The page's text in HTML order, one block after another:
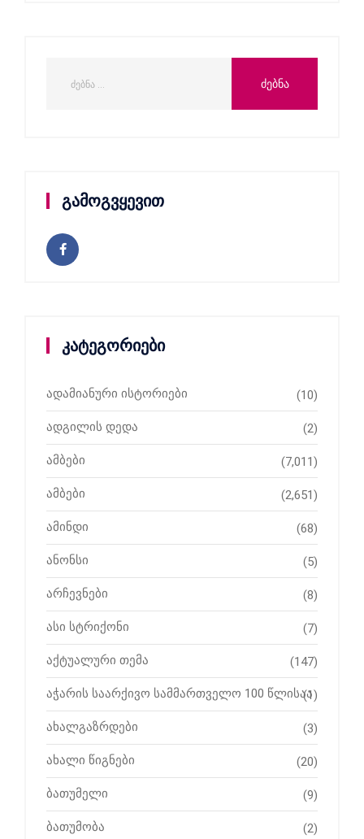
გამოგვყევით
კატეგორიები
ადამიანური ისტორიები (10)
ადგილის დედა (2)
ამბები (7,011)
ამბები (2,651)
ამინდი (68)
ანონსი (5)
არჩევნები (8)
ასი სტრიქონი (7)
აქტუალური თემა (147)
აჭარის საარქივო სამმართველო 100 წლისაა
(1)
ახალგაზრდები (3)
ახალი წიგნები (20)
ბათუმელი (9)
ბათუმობა (2)